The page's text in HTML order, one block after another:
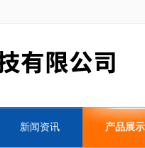
新闻资讯 产品展示